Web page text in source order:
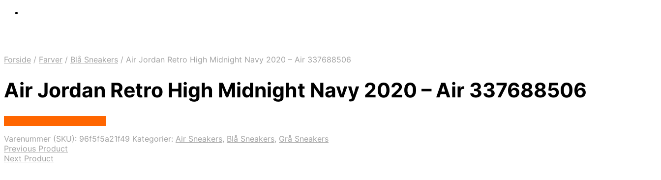
Forside / Farver / Blå Sneakers / Air Jordan Retro High Midnight Navy 2020 – Air 337688506
Air Jordan Retro High Midnight Navy 2020 – Air 337688506
Varenummer (SKU): 96f5f5a21f49 Kategorier: Air Sneakers, Blå Sneakers, Grå Sneakers
Previous Product
Next Product